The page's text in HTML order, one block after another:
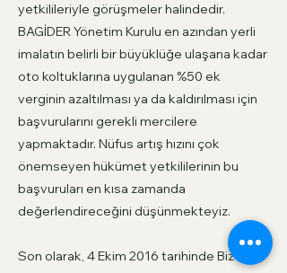
yetkilileriyle görüşmeler halindedir.
BAGİDER Yönetim Kurulu en azından yerli
imalatın belirli bir büyüklüğe ulaşana kadar
oto koltuklarına uygulanan %50 ek
verginin azaltılması ya da kaldırılması için
başvurularını gerekli mercilere
yapmaktadır. Nüfus artış hızını çok
önemseyen hükümet yetkililerinin bu
başvuruları en kısa zamanda
değerlendireceğini düşünmekteyiz.
Son olarak, 4 Ekim 2016 tarihinde Biz